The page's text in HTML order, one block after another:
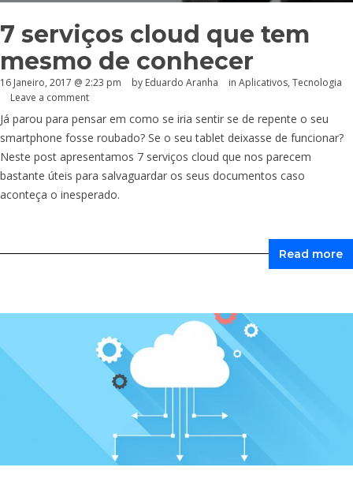
7 serviços cloud que tem
mesmo de conhecer
16 Janeiro, 2017 @ 2:23 pm by Eduardo Aranha in Aplicativos, Tecnologia
Leave a comment
Já parou para pensar em como se iria sentir se de repente o seu
smartphone fosse roubado? Se o seu tablet deixasse de funcionar?
Neste post apresentamos 7 serviços cloud que nos parecem
bastante úteis para salvaguardar os seus documentos caso
aconteça o inesperado.
Read more